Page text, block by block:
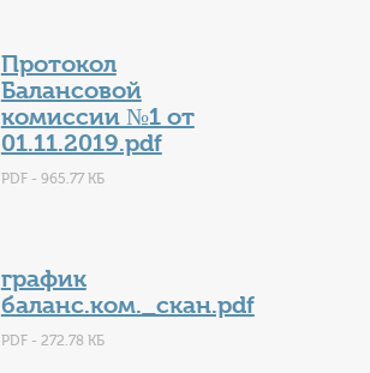
Протокол
Балансовой
комиссии №1 от
01.11.2019.pdf
PDF - 965.77 КБ
график
баланс.ком._скан.pdf
PDF - 272.78 КБ